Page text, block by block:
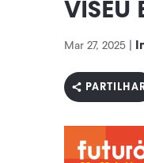
VISEU
Mar 27, 2025|